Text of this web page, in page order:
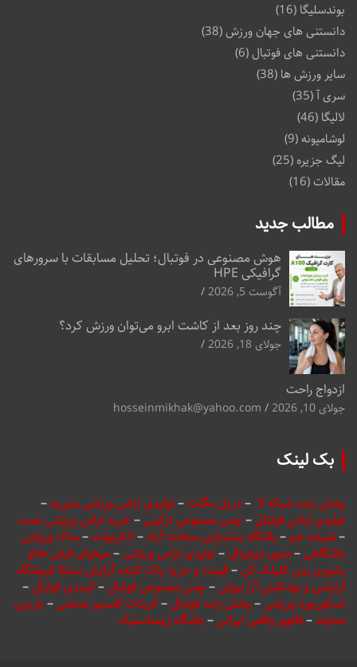
بوندسلیگا (16)
دانستنی های جهان ورزش(38)
دانستنی های فوتبال (6)
سایر ورزش ها (38)
سری آ(35)
لالیگا (46)
لوشامپونه(9)
لیگ جزیره (25)
مقالات(16)
مطالب جدید
هوش مصنوعی در فوتبال؛ تحلیل مسابقات با سرورهای
گرافیکی HPE
آگوست 5, 2026
چند روز بعد از کاشت ابرو می‌توان ورزش کرد؟
جولای 18, 2026
ازدواج راحت
جولای 10, 2026 hosseinmikhak@yahoo.com
بک لینک
پخش زنده شبکه 3 –دریل مگنت–تولیدی لباس ورزشی منیریه–
تولیدی لباس فوتبال –چمن مصنوعی تزئینی –خرید لباس ورزشی عمده
–شیشه خم–باشگاه بدنسازی سعادت آباد – انکربولت–ساک ورزشی
باشگاهی –منوی دیجیتال –تولیدی لباس ورزشی –میخوای فرش هاتو
بشوری پس کلیلک کن –قیمت و خرید پاک کننده آرایش سنتلا فروشگاه
آرایشی و بهداشتی آرا بیوتی –چمن مصنوعی فوتبال –کیمدی فوتبال –
اسکوربورد ورزشی –پخش زنده فوتبال –کربنات کلسیم صنعتی –باربری
دماوند–فالوور واقعی ایرانی –باشگاه ژیمناستیک